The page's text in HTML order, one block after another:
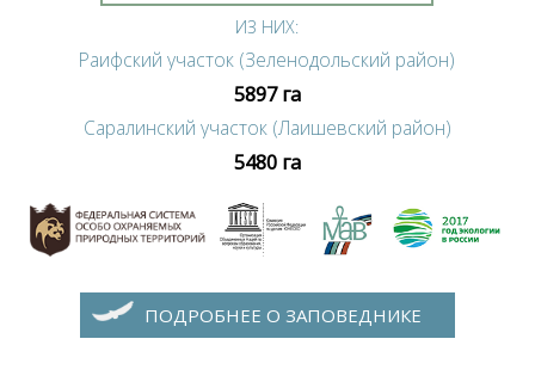
ИЗ НИХ:
Раифский участок (Зеленодольский район)
5897 га
Саралинский участок (Лаишевский район)
5480 га
ПОДРОБНЕЕ О ЗАПОВЕДНИКЕ